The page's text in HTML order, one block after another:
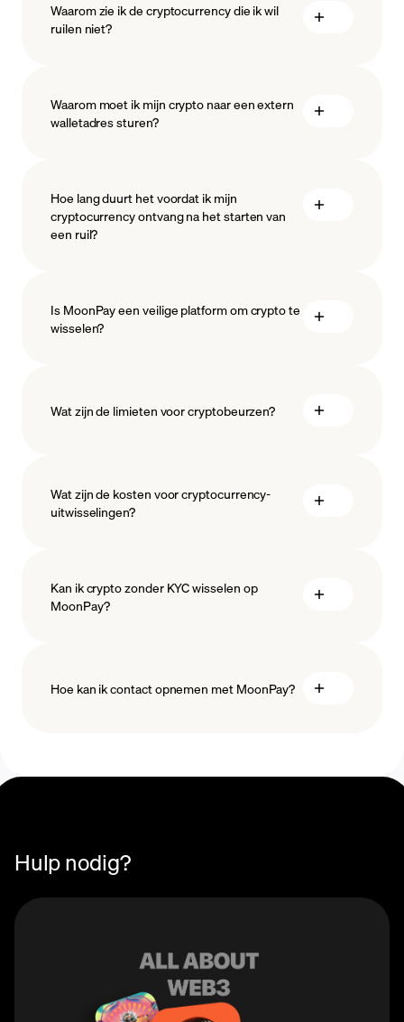
Waarom zie ik de cryptocurrency die ik wil
ruilen niet?
Waarom moet ik mijn crypto naar een extern
walletadres sturen?
Hoe lang duurt het voordat ik mijn
cryptocurrency ontvang na het starten van
een ruil?
Is MoonPay een veilige platform om crypto te
wisselen?
Wat zijn de limieten voor cryptobeurzen?
Wat zijn de kosten voor cryptocurrency-
uitwisselingen?
Kan ik crypto zonder KYC wisselen op
MoonPay?
Hoe kan ik contact opnemen met MoonPay?
Center
Hulp nodig?